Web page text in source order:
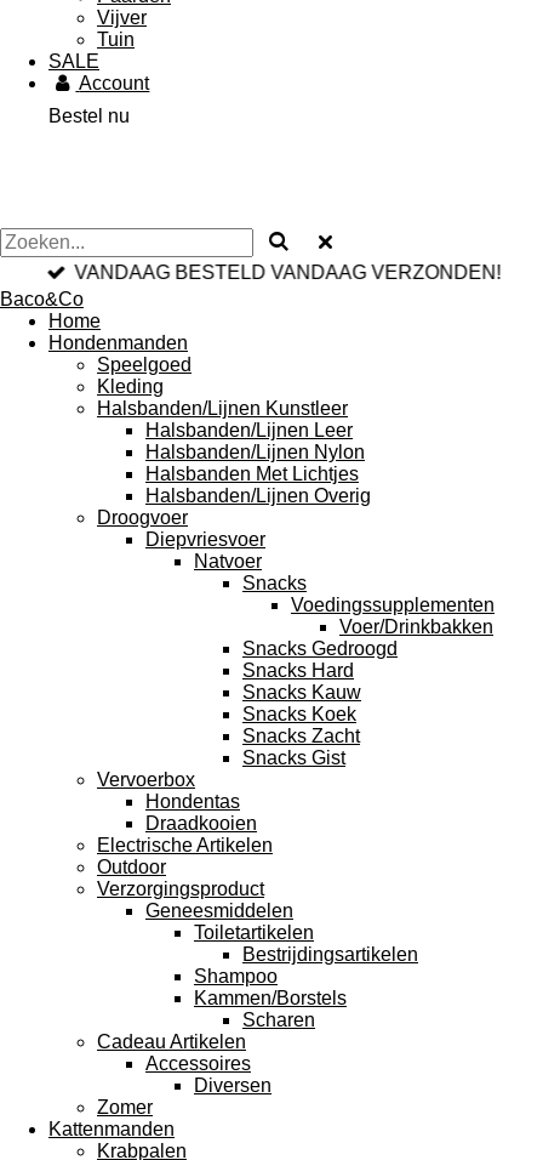
Vijver
Tuin
SALE
Account
Bestel nu
VANDAAG BESTELD VANDAAG VERZONDEN!
Baco&Co
Home
Hondenmanden
Speelgoed
Kleding
Halsbanden/Lijnen Kunstleer
Halsbanden/Lijnen Leer
Halsbanden/Lijnen Nylon
Halsbanden Met Lichtjes
Halsbanden/Lijnen Overig
Droogvoer
Diepvriesvoer
Natvoer
Snacks
Voedingssupplementen
Voer/Drinkbakken
Snacks Gedroogd
Snacks Hard
Snacks Kauw
Snacks Koek
Snacks Zacht
Snacks Gist
Vervoerbox
Hondentas
Draadkooien
Electrische Artikelen
Outdoor
Verzorgingsproduct
Geneesmiddelen
Toiletartikelen
Bestrijdingsartikelen
Shampoo
Kammen/Borstels
Scharen
Cadeau Artikelen
Accessoires
Diversen
Zomer
Kattenmanden
Krabpalen